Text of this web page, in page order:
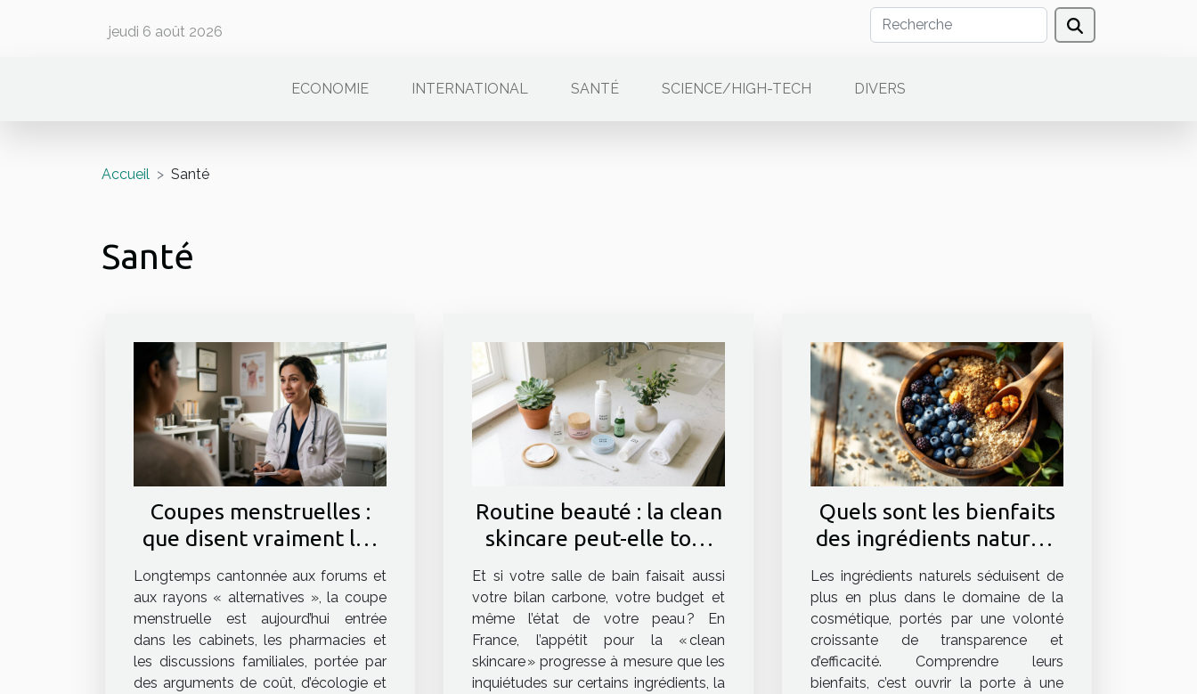
jeudi 6 août 2026
ECONOMIE INTERNATIONAL SANTÉ SCIENCE/HIGH-TECH DIVERS
Accueil Santé
Santé
Coupes menstruelles :
que disent vraiment les
gynécos ?
Longtemps cantonnée aux forums et
aux rayons « alternatives », la coupe
menstruelle est aujourd’hui entrée
dans les cabinets, les pharmacies et
les discussions familiales, portée par
des arguments de coût, d’écologie et
Routine beauté : la clean
skincare peut-elle tout
changer
Et si votre salle de bain faisait aussi
votre bilan carbone, votre budget et
même l’état de votre peau ? En
France, l’appétit pour la « clean
skincare » progresse à mesure que les
inquiétudes sur certains ingrédients, la
Quels sont les bienfaits
des ingrédients naturels
en cosmétique ?
Les ingrédients naturels séduisent de
plus en plus dans le domaine de la
cosmétique, portés par une volonté
croissante de transparence et
d’efficacité. Comprendre leurs
bienfaits, c’est ouvrir la porte à une